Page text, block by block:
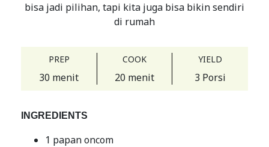
bisa jadi pilihan, tapi kita juga bisa bikin sendiri
di rumah
PREP
30 menit
COOK
20 menit
YIELD
3 Porsi
INGREDIENTS
1 papan oncom